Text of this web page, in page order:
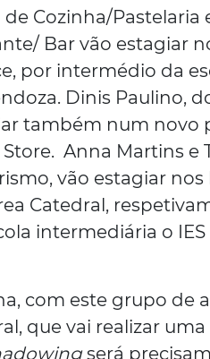
Cozinha/Pastelaria
Bar vão estagiar
por intermédio da
Dinis Paulino,
também num novo
Anna Martins e
vão estagiar
Catedral,
intermediária o
com este grupo de
que vai realizar
será